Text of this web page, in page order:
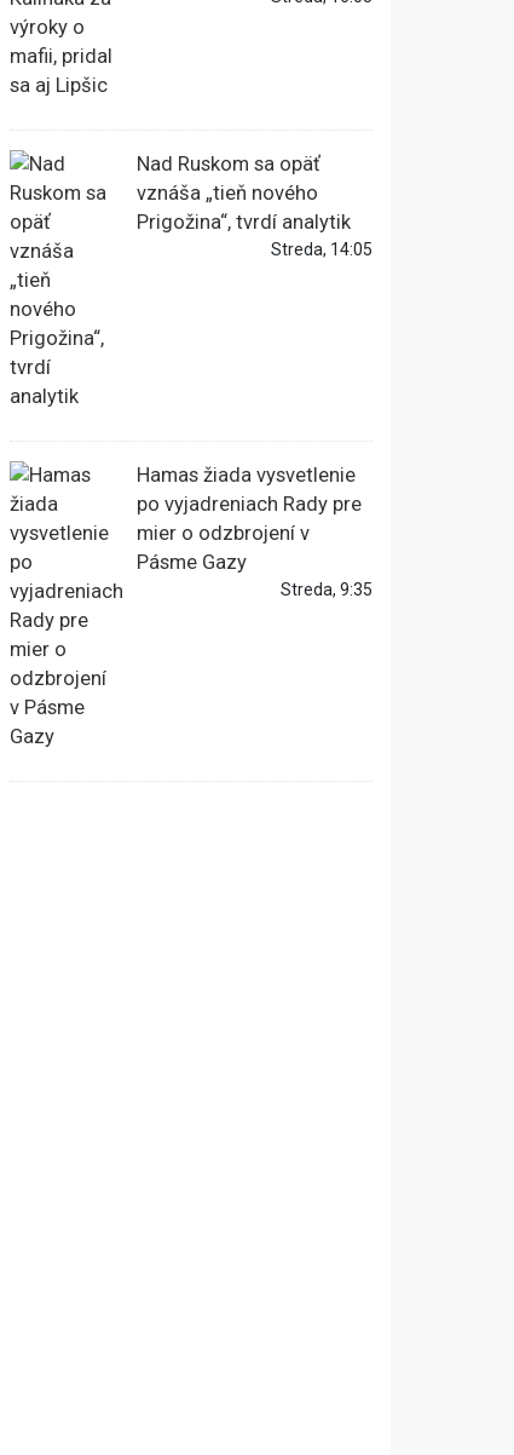
Nad Ruskom sa opäť
vznáša „tieň nového
Prigožina“, tvrdí analytik
Streda, 14:05
Hamas žiada vysvetlenie
po vyjadreniach Rady pre
mier o odzbrojení v
Pásme Gazy
Streda, 9:35